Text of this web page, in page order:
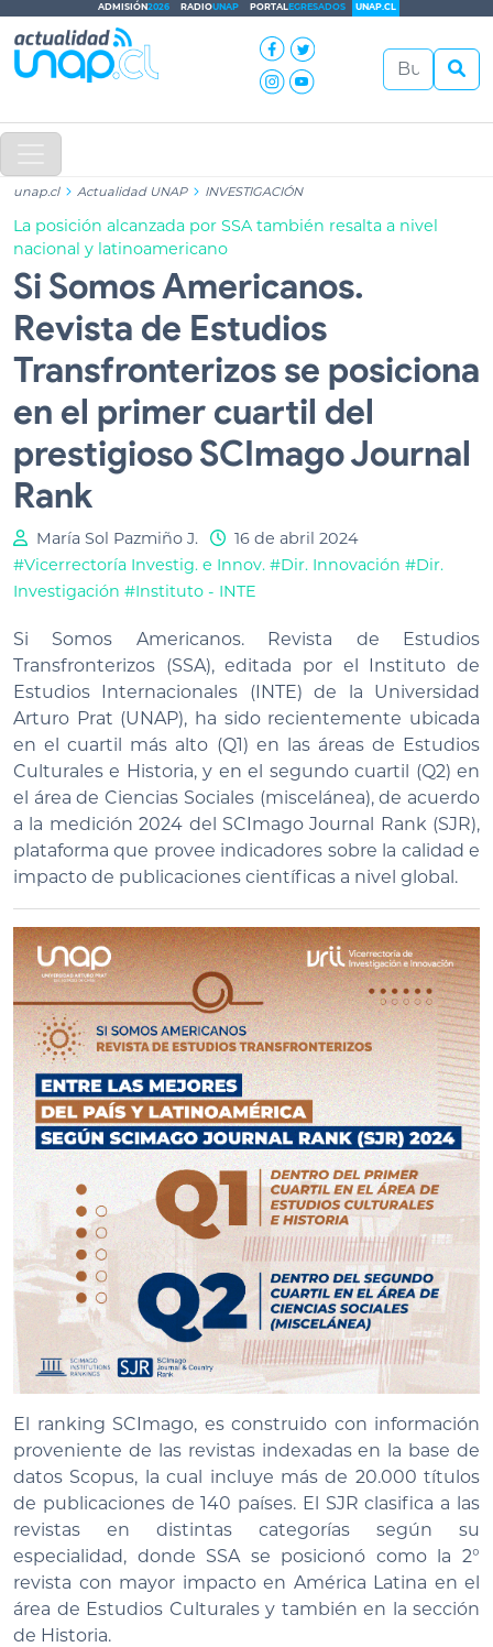
ADMISIÓN2026 RADIOUNAP PORTALEGRESADOS UNAP.CL
unap.cl Actualidad UNAP INVESTIGACIÓN
La posición alcanzada por SSA también resalta a nivel
nacional y latinoamericano
Si Somos Americanos.
Revista de Estudios
Transfronterizos se posiciona
en el primer cuartil del
prestigioso SCImago Journal
Rank
María Sol Pazmiño J.
16 de abril 2024
#Vicerrectoría Investig. e Innov. #Dir. Innovación #Dir.
Investigación #Instituto - INTE
Si Somos Americanos. Revista de Estudios
Transfronterizos (SSA), editada por el Instituto de
Estudios Internacionales (INTE) de la Universidad
Arturo Prat (UNAP), ha sido recientemente ubicada
en el cuartil más alto (Q1) en las áreas de Estudios
Culturales e Historia, y en el segundo cuartil (Q2) en
el área de Ciencias Sociales (miscelánea), de acuerdo
a la medición 2024 del SCImago Journal Rank (SJR),
plataforma que provee indicadores sobre la calidad e
impacto de publicaciones científicas a nivel global.
El ranking SCImago, es construido con información
proveniente de las revistas indexadas en la base de
datos Scopus, la cual incluye más de 20.000 títulos
de publicaciones de 140 países. El SJR clasifica a las
revistas en distintas categorías según su
especialidad, donde SSA se posicionó como la 2°
revista con mayor impacto en América Latina en el
área de Estudios Culturales y también en la sección
de Historia.